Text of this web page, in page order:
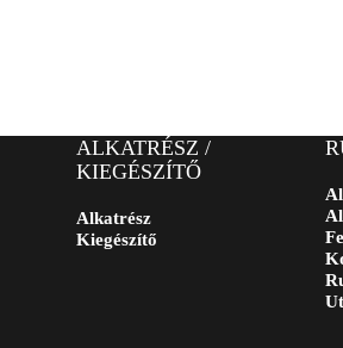
ALKATRÉSZ /
KIEGÉSZÍTŐ
Alkatrész
Kiegészítő